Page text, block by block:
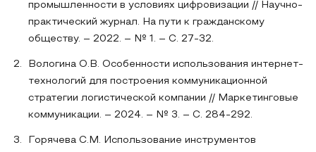
промышленности в условиях цифровизации // Научно-
практический журнал. На пути к гражданскому
обществу. – 2022. – № 1. – С. 27-32.
Вологина О.В. Особенности использования интернет-
технологий для построения коммуникационной
стратегии логистической компании // Маркетинговые
коммуникации. – 2024. – № 3. – С. 284-292.
Горячева С.М. Использование инструментов